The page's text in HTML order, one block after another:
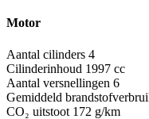
Motor
Aantal cilinders 4
Cilinderinhoud 1997 cc
Aantal versnellingen 6
Gemiddeld
CO₂ uitstoot 172 g/km